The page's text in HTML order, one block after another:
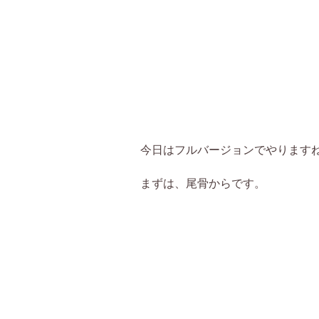
今日はフルバージョンでやります
まずは、尾骨からです。